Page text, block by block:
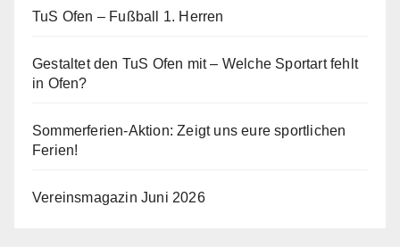
TuS Ofen – Fußball 1. Herren
Gestaltet den TuS Ofen mit – Welche Sportart fehlt
in Ofen?
Sommerferien-Aktion: Zeigt uns eure sportlichen
Ferien!
Vereinsmagazin Juni 2026